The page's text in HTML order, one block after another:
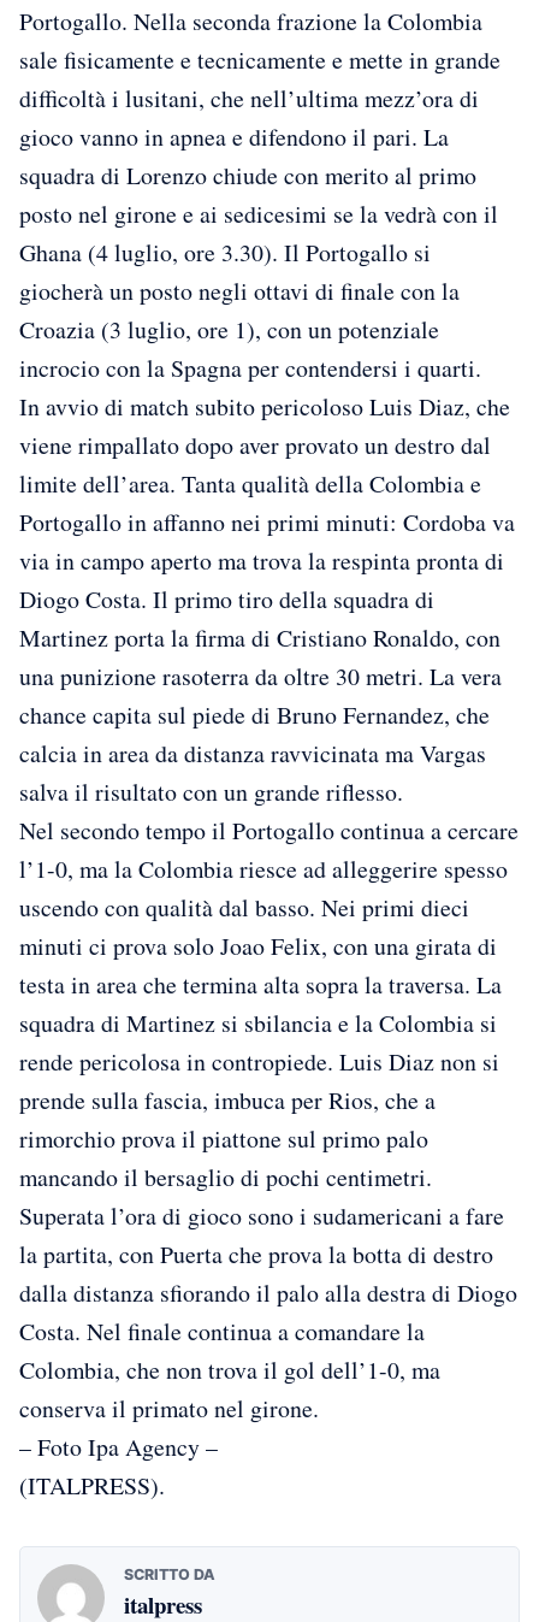
Portogallo. Nella seconda frazione la Colombia
sale fisicamente e tecnicamente e mette in grande
difficoltà i lusitani, che nell’ultima mezz’ora di
gioco vanno in apnea e difendono il pari. La
squadra di Lorenzo chiude con merito al primo
posto nel girone e ai sedicesimi se la vedrà con il
Ghana (4 luglio, ore 3.30). Il Portogallo si
giocherà un posto negli ottavi di finale con la
Croazia (3 luglio, ore 1), con un potenziale
incrocio con la Spagna per contendersi i quarti.
In avvio di match subito pericoloso Luis Diaz, che
viene rimpallato dopo aver provato un destro dal
limite dell’area. Tanta qualità della Colombia e
Portogallo in affanno nei primi minuti: Cordoba va
via in campo aperto ma trova la respinta pronta di
Diogo Costa. Il primo tiro della squadra di
Martinez porta la firma di Cristiano Ronaldo, con
una punizione rasoterra da oltre 30 metri. La vera
chance capita sul piede di Bruno Fernandez, che
calcia in area da distanza ravvicinata ma Vargas
salva il risultato con un grande riflesso.
Nel secondo tempo il Portogallo continua a cercare
l’1-0, ma la Colombia riesce ad alleggerire spesso
uscendo con qualità dal basso. Nei primi dieci
minuti ci prova solo Joao Felix, con una girata di
testa in area che termina alta sopra la traversa. La
squadra di Martinez si sbilancia e la Colombia si
rende pericolosa in contropiede. Luis Diaz non si
prende sulla fascia, imbuca per Rios, che a
rimorchio prova il piattone sul primo palo
mancando il bersaglio di pochi centimetri.
Superata l’ora di gioco sono i sudamericani a fare
la partita, con Puerta che prova la botta di destro
dalla distanza sfiorando il palo alla destra di Diogo
Costa. Nel finale continua a comandare la
Colombia, che non trova il gol dell’1-0, ma
conserva il primato nel girone.
– Foto Ipa Agency –
(ITALPRESS).
SCRITTO DA
italpress